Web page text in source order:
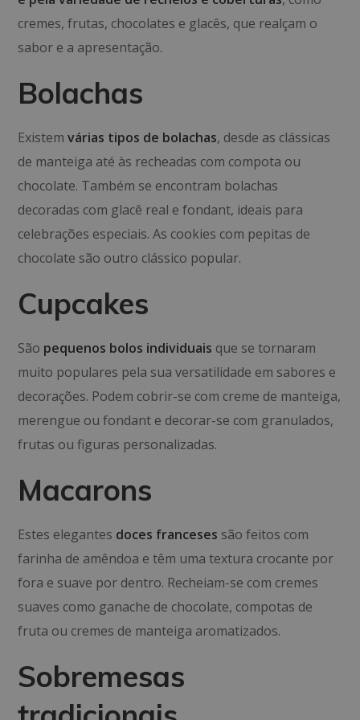
cremes, frutas, chocolates e glacês, que realçam o
sabor e a apresentação.
Bolachas
Existemvárias tipos de bolachas, desde as clássicas
de manteiga até às recheadas com compota ou
chocolate. Também se encontram bolachas
decoradas com glacê real e fondant, ideais para
celebrações especiais. As cookies com pepitas de
chocolate são outro clássico popular.
Cupcakes
São pequenos bolos individuais que se tornaram
muito populares pela sua versatilidade em sabores e
decorações. Podem cobrir-se com creme de manteiga,
merengue ou fondant e decorar-se com granulados,
frutas ou figuras personalizadas.
Macarons
Estes elegantes doces franceses são feitos com
farinha de amêndoa e têm uma textura crocante por
fora e suave por dentro. Recheiam-se com cremes
suaves como ganache de chocolate, compotas de
fruta ou cremes de manteiga aromatizados.
Sobremesas